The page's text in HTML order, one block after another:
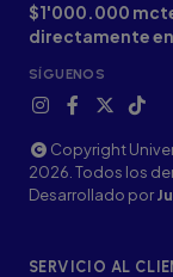
$1'000.000
directamente
SÍGUENOS
Copyright
2026. Todos los
Desarrollado por
SERVICIO AL